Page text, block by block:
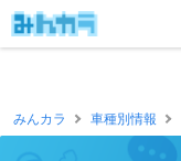
みんカラ 車種別情報